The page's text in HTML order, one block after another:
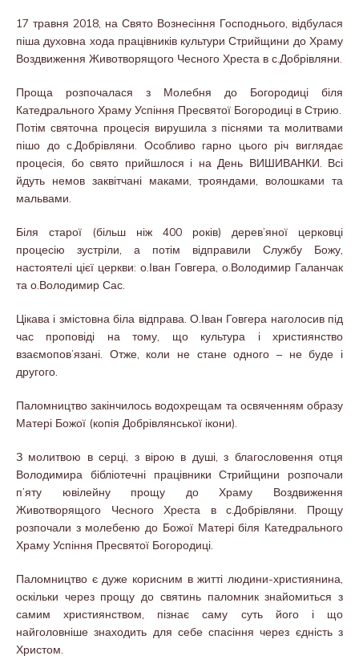
17 травня 2018, на Свято Вознесіння Господнього, відбулася
піша духовна хода працівників культури Стрийщини до Храму
Воздвиження Животворящого Чесного Хреста в с.Добрівляни.
Проща розпочалася з Молебня до Богородиці біля
Катедрального Храму Успіння Пресвятої Богородиці в Стрию.
Потім святочна процесія вирушила з піснями та молитвами
пішо до с.Добрівляни. Особливо гарно цього річ виглядає
процесія, бо свято прийшлося і на День ВИШИВАНКИ. Всі
йдуть немов заквітчані маками, трояндами, волошками та
мальвами.
Біля старої (більш ніж 400 років) дерев’яної церковці
процесію зустріли, а потім відправили Службу Божу,
настоятелі цієї церкви: о.Іван Говгера, о.Володимир Галанчак
та о.Володимир Сас.
Цікава і змістовна біла відправа. О.Іван Говгера наголосив під
час проповіді на тому, що культура і християнство
взаємопов’язані. Отже, коли не стане одного – не буде і
другого.
Паломництво закінчилось водохрещам та освяченням образу
Матері Божої (копія Добрівлянської ікони).
З молитвою в серці, з вірою в душі, з благословення отця
Володимира бібліотечні працівники Стрийщини розпочали
п’яту ювілейну прощу до Храму Воздвиження
Животворящого Чесного Хреста в с.Добрівляни. Прощу
розпочали з молебеню до Божої Матері біля Катедрального
Храму Успіння Пресвятої Богородиці.
Паломництво є дуже корисним в житті людини-християнина,
оскільки через прощу до святинь паломник знайомиться з
самим християнством, пізнає саму суть його і що
найголовніше знаходить для себе спасіння через єдність з
Христом.